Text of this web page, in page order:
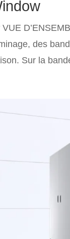
des
Sur la